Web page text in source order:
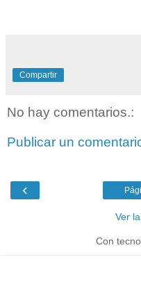
Compartir
No hay comentarios.:
Publicar un
‹
Ver
Con